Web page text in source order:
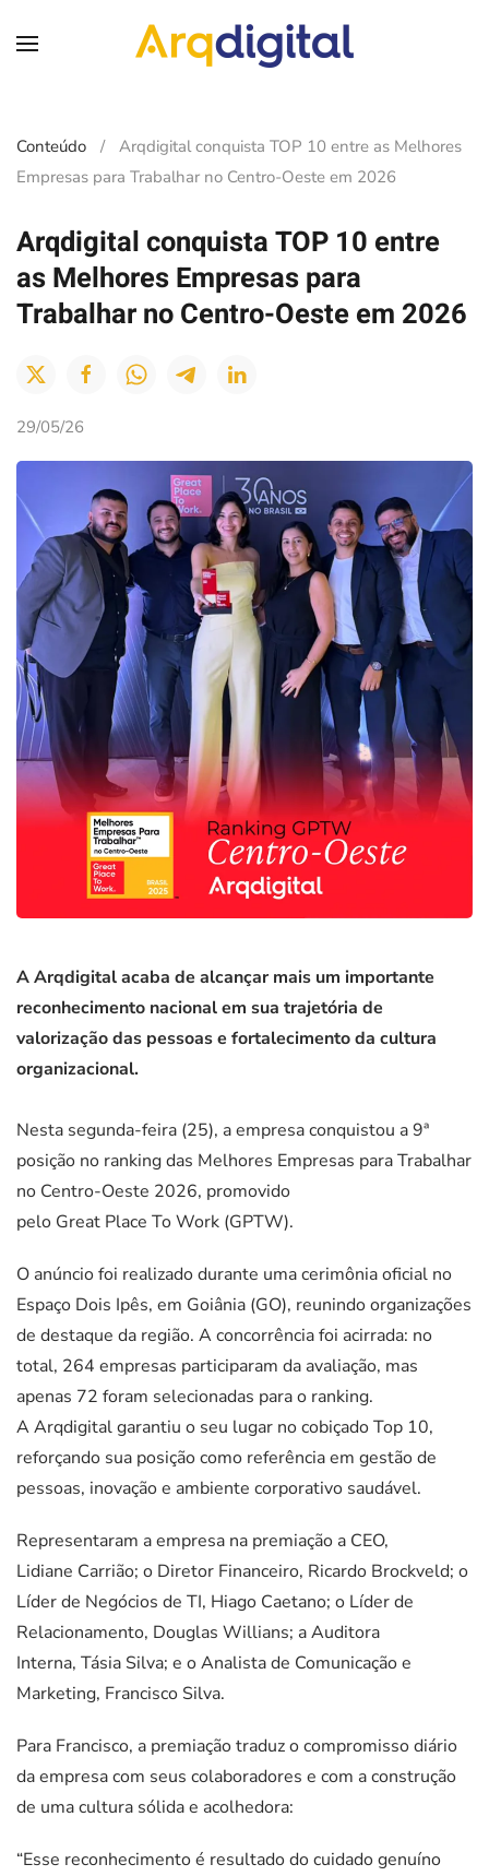
Skip to main content
Conteúdo
Arqdigital conquista TOP 10 entre as Melhores
Empresas para Trabalhar no Centro-Oeste em 2026
Arqdigital conquista TOP 10 entre
as Melhores Empresas para
Trabalhar no Centro-Oeste em 2026
29/05/26
A Arqdigital acaba de alcançar mais um importante
reconhecimento nacional em sua trajetória de
valorização das pessoas e fortalecimento da cultura
organizacional.
Nesta segunda-feira (25), a empresa conquistou a 9ª
posição no ranking das Melhores Empresas para Trabalhar
no Centro-Oeste 2026, promovido
pelo Great Place To Work (GPTW).
O anúncio foi realizado durante uma cerimônia oficial no
Espaço Dois Ipês, em Goiânia (GO), reunindo organizações
de destaque da região. A concorrência foi acirrada: no
total, 264 empresas participaram da avaliação, mas
apenas 72 foram selecionadas para o ranking.
A Arqdigital garantiu o seu lugar no cobiçado Top 10,
reforçando sua posição como referência em gestão de
pessoas, inovação e ambiente corporativo saudável.
Representaram a empresa na premiação a CEO,
Lidiane Carrião; o Diretor Financeiro, Ricardo Brockveld; o
Líder de Negócios de TI, Hiago Caetano; o Líder de
Relacionamento, Douglas Willians; a Auditora
Interna, Tásia Silva; e o Analista de Comunicação e
Marketing, Francisco Silva.
Para Francisco, a premiação traduz o compromisso diário
da empresa com seus colaboradores e com a construção
de uma cultura sólida e acolhedora:
“Esse reconhecimento é resultado do cuidado genuíno